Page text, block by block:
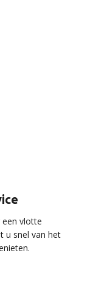
vlotte
u snel van het